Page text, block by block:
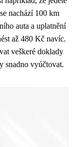
nachází 100 km
auta a uplatnění
až 480 Kč navíc.
veškeré doklady
snadno vyúčtovat.